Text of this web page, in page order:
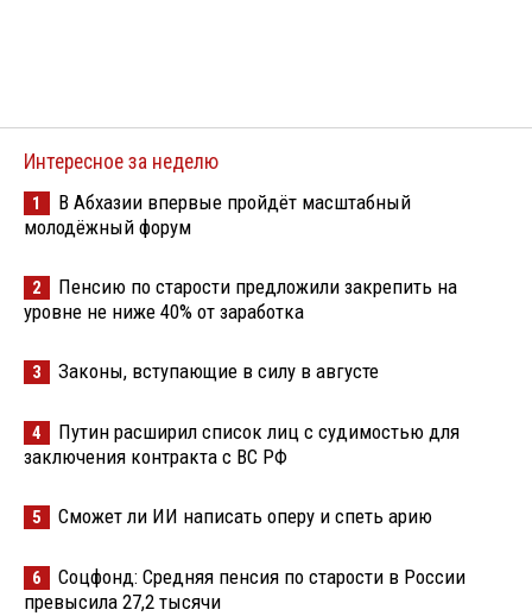
Интересное за неделю
1
В Абхазии впервые пройдёт масштабный
молодёжный форум
2
Пенсию по старости предложили закрепить на
уровне не ниже 40% от заработка
3 Законы, вступающие в силу в августе
4
Путин расширил список лиц с судимостью для
заключения контракта с ВС РФ
5 Сможет ли ИИ написать оперу и спеть арию
6
Соцфонд: Средняя пенсия по старости в России
превысила 27,2 тысячи